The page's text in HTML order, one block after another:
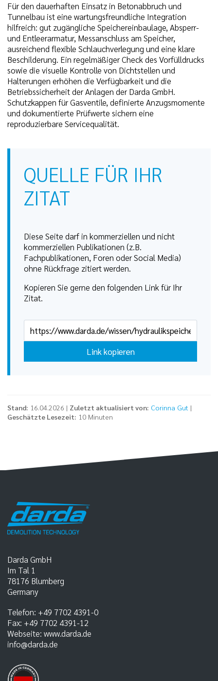
Für den dauerhaften Einsatz in Betonabbruch und
Tunnelbau ist eine wartungsfreundliche Integration
hilfreich: gut zugängliche Speichereinbaulage, Absperr-
und Entleerarmatur, Messanschluss am Speicher,
ausreichend flexible Schlauchverlegung und eine klare
Beschilderung. Ein regelmäßiger Check des Vorfülldrucks
sowie die visuelle Kontrolle von Dichtstellen und
Halterungen erhöhen die Verfügbarkeit und die
Betriebssicherheit der Anlagen der Darda GmbH.
Schutzkappen für Gasventile, definierte Anzugsmomente
und dokumentierte Prüfwerte sichern eine
reproduzierbare Servicequalität.
QUELLE FÜR IHR
ZITAT
Diese Seite darf in kommerziellen und nicht
kommerziellen Publikationen (z.B.
Fachpublikationen, Foren oder Social Media)
ohne Rückfrage zitiert werden.
Kopieren Sie gerne den folgenden Link für Ihr
Zitat.
Link kopieren
Stand: 16.04.2026 | Zuletzt aktualisiert von: Corinna Gut |
Geschätzte Lesezeit: 10 Minuten
Darda GmbH
Im Tal 1
78176 Blumberg
Germany
Telefon: +49 7702 4391-0
Fax: +49 7702 4391-12
Webseite: www.darda.de
info@darda.de